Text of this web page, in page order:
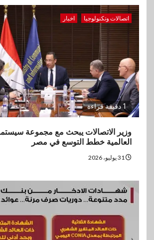
اتصالات وتكنولوجيا اخبار
1 دقيقة قراءة
وزير الاتصالات يبحث مع مجموعة
العالمية خطط التوسع في مصر